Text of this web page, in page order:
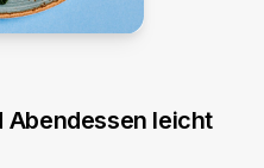
Abendessen leicht